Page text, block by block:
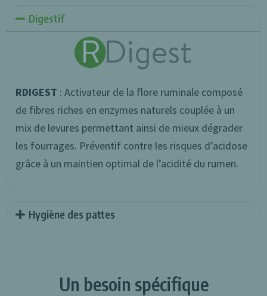
Digestif
RDIGEST : Activateur de la flore ruminale composé
de fibres riches en enzymes naturels couplée à un
mix de levures permettant ainsi de mieux dégrader
les fourrages. Préventif contre les risques d’acidose
grâce à un maintien optimal de l’acidité du rumen.
Hygiène des pattes
Un besoin spécifique